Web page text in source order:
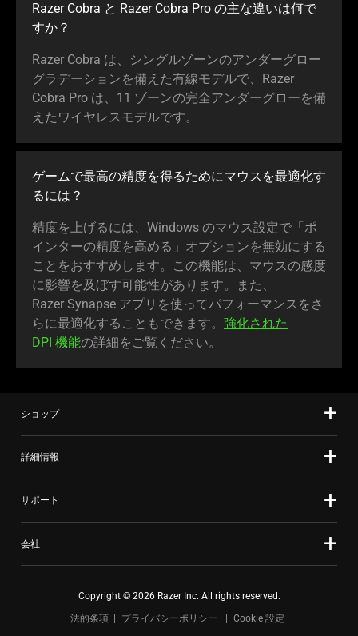
Razer Cobra と Razer Cobra Pro の主な違いは何で
すか？
Razer Cobra は、シングルゾーンのアンダーグロー
グラデーションを備えた有線モデルで、Razer
Cobra Pro は、11 ゾーンの完全アンダーグローを備
えたワイヤレスモデルです。
ゲームで最高の精度を得るためにマウスを最適化す
るには ？
精度を上げるには、Windows のマウス設定で「ポ
インターの精度を高める」オプションを無効にする
ことをおすすめします。この機能は、マウスの感度
に影響を及ぼす可能性があります。また、
Razer Synapse アプリを使ってパフォーマンスをさ
らに最適化することもできます。 強化された
DPI 機能の詳細をご覧ください。
ショップ
詳細情報
サポート
会社
Copyright © 2026 Razer Inc. All rights reserved.
法的条項
プライバシーポリシー Cookie 設定